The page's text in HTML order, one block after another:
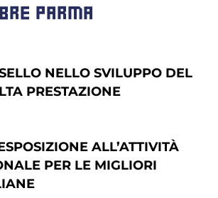
PARMA
NELLO SVILUPPO DEL
PRESTAZIONE
ALL’ATTIVITÀ
PER LE MIGLIORI